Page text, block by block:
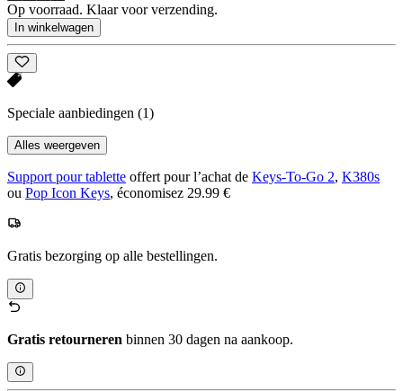
Op voorraad. Klaar voor verzending.
In winkelwagen
Speciale aanbiedingen (1)
Alles weergeven
Support pour tablette offert pour l’achat de Keys-To-Go 2, K380s
ou Pop Icon Keys, économisez 29.99 €
Gratis bezorging op alle bestellingen.
Gratis retourneren binnen 30 dagen na aankoop.